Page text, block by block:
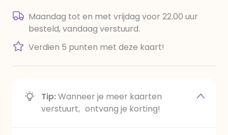
Maandag tot en met vrijdag voor 22.00 uur
besteld, vandaag verstuurd.
Verdien 5 punten met deze kaart!
Tip:Wanneer je meer kaarten
verstuurt, ontvang je korting!